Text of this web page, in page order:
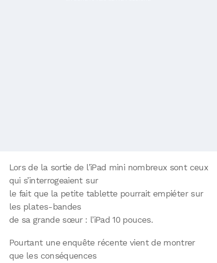
Lors de la sortie de l’iPad mini nombreux sont ceux
qui s’interrogeaient sur
le fait que la petite tablette pourrait empiéter sur
les plates-bandes
de sa grande sœur : l’iPad 10 pouces.
Pourtant une enquête récente vient de montrer
que les conséquences